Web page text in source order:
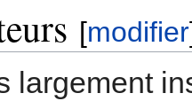
[modifier
largement